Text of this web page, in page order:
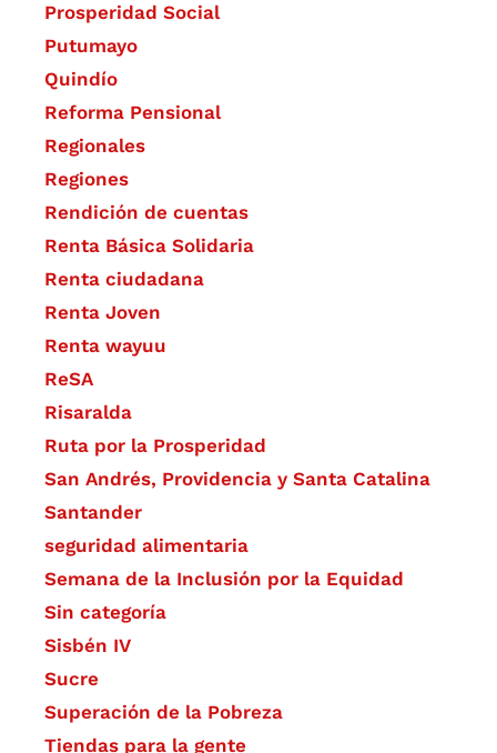
Prosperidad Social
Putumayo
Quindío
Reforma Pensional
Regionales
Regiones
Rendición de cuentas
Renta Básica Solidaria
Renta ciudadana
Renta Joven
Renta wayuu
ReSA
Risaralda
Ruta por la Prosperidad
San Andrés, Providencia y Santa Catalina
Santander
seguridad alimentaria
Semana de la Inclusión por la Equidad
Sin categoría
Sisbén IV
Sucre
Superación de la Pobreza
Tiendas para la gente